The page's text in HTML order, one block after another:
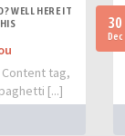
WELL HERE IT
tag,
[...]
30
Dec